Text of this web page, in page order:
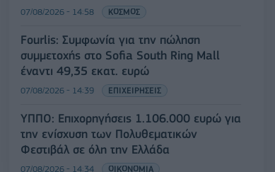
07/08/2026 - 14:58 ΚΟΣΜΟΣ
Fourlis: Συμφωνία για την πώληση
συμμετοχής στο Sofia South Ring Mall
έναντι 49,35 εκατ. ευρώ
07/08/2026 - 14:39 ΕΠΙΧΕΙΡΗΣΕΙΣ
ΥΠΠΟ: Επιχορηγήσεις 1.106.000 ευρώ για
την ενίσχυση των Πολυθεματικών
Φεστιβάλ σε όλη την Ελλάδα
07/08/2026 - 14:34 ΟΙΚΟΝΟΜΙΑ